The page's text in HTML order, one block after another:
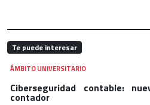
Te puede interesar
ÁMBITO UNIVERSITARIO
Ciberseguridad contable:
contador